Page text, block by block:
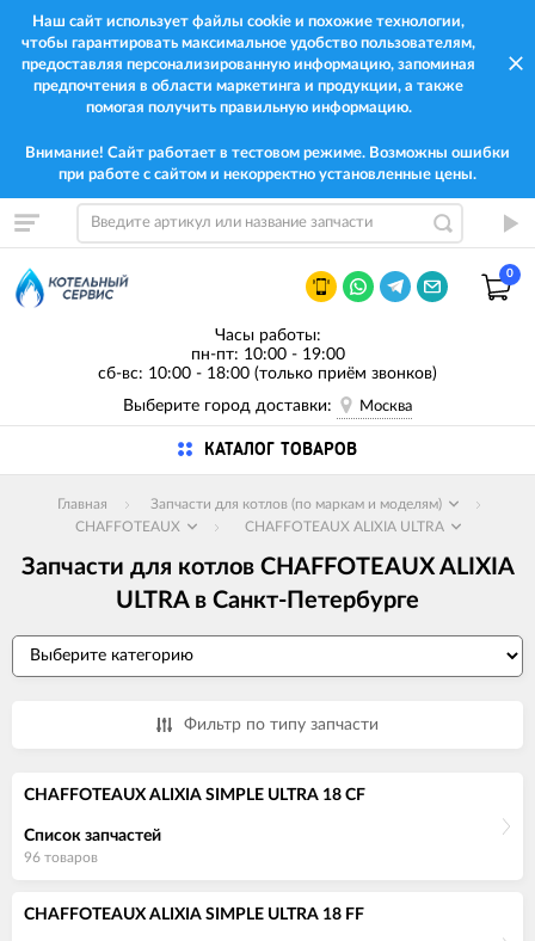
Наш сайт использует файлы cookie и похожие технологии,
чтобы гарантировать максимальное удобство пользователям,
предоставляя персонализированную информацию, запоминая
предпочтения в области маркетинга и продукции, а также
помогая получить правильную информацию.
Внимание! Сайт работает в тестовом режиме. Возможны ошибки
при работе с сайтом и некорректно установленные цены.
0
Часы работы:
пн-пт: 10:00 - 19:00
сб-вс: 10:00 - 18:00 (только приём звонков)
Выберите город доставки:
Москва
КАТАЛОГ ТОВАРОВ
Главная
Запчасти для котлов (по маркам и моделям)
CHAFFOTEAUX
CHAFFOTEAUX ALIXIA ULTRA
Запчасти для котлов CHAFFOTEAUX ALIXIA
ULTRA в Санкт-Петербурге
Фильтр по типу запчасти
CHAFFOTEAUX ALIXIA SIMPLE ULTRA 18 CF
Список запчастей
96 товаров
CHAFFOTEAUX ALIXIA SIMPLE ULTRA 18 FF